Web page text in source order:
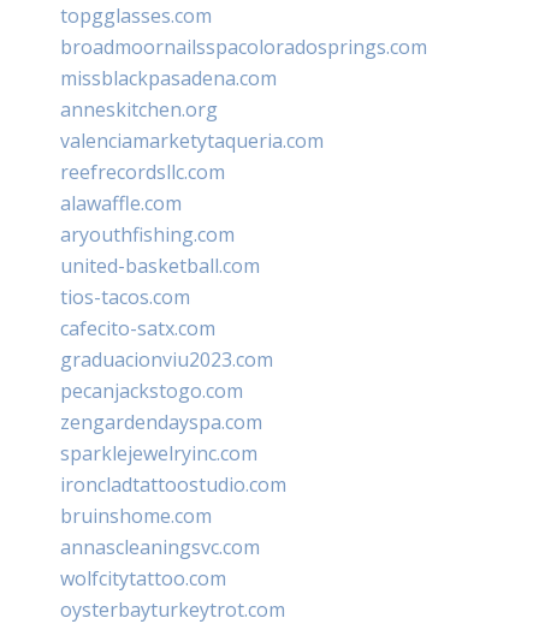
topgglasses.com
broadmoornailsspacoloradosprings.com
missblackpasadena.com
anneskitchen.org
valenciamarketytaqueria.com
reefrecordsllc.com
alawaffle.com
aryouthfishing.com
united-basketball.com
tios-tacos.com
cafecito-satx.com
graduacionviu2023.com
pecanjackstogo.com
zengardendayspa.com
sparklejewelryinc.com
ironcladtattoostudio.com
bruinshome.com
annascleaningsvc.com
wolfcitytattoo.com
oysterbayturkeytrot.com